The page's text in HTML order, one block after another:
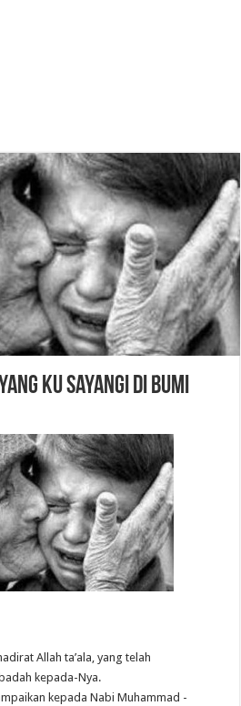
ku sayangi di bumi
Allah ta’ala, yang telah
kepada-Nya.
kepada Nabi Muhammad -